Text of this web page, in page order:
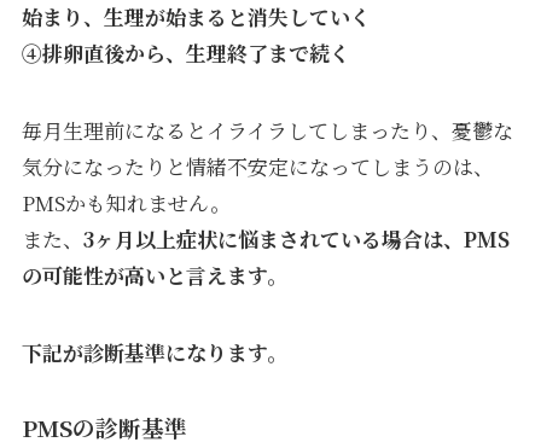
始まり、生理が始まると消失していく
④排卵直後から、生理終了まで続く
毎月生理前になるとイライラしてしまったり、憂鬱な
気分になったりと情緒不安定になってしまうのは、
PMSかも知れません。
また、 3ヶ月以上症状に悩まされている場合は、PMS
の可能性が高いと言えます。
下記が診断基準になります。
PMSの診断基準